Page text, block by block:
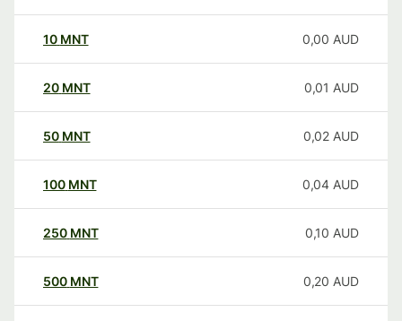
10 MNT 0,00 AUD
20 MNT 0,01 AUD
50 MNT 0,02 AUD
100 MNT 0,04 AUD
250 MNT 0,10 AUD
500 MNT 0,20 AUD